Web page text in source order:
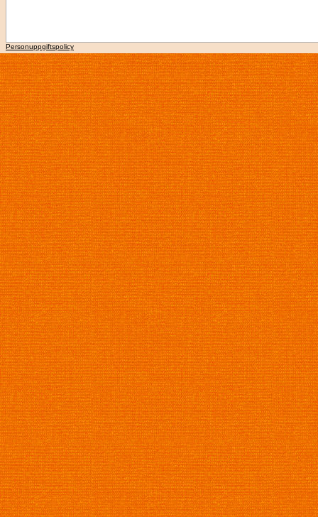
Personuppgiftspolicy